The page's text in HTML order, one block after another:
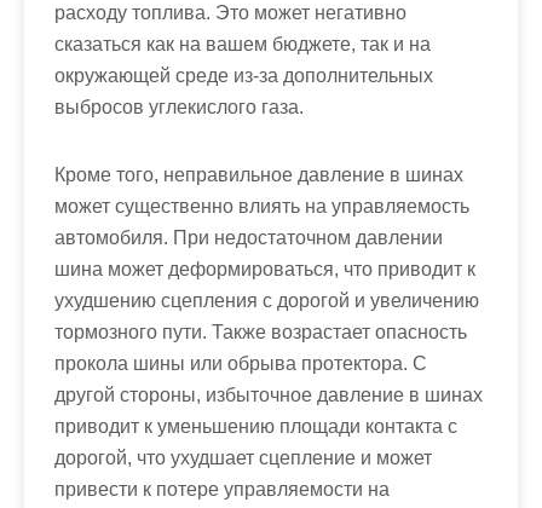
расходу топлива. Это может негативно
сказаться как на вашем бюджете, так и на
окружающей среде из-за дополнительных
выбросов углекислого газа.
Кроме того, неправильное давление в шинах
может существенно влиять на управляемость
автомобиля. При недостаточном давлении
шина может деформироваться, что приводит к
ухудшению сцепления с дорогой и увеличению
тормозного пути. Также возрастает опасность
прокола шины или обрыва протектора. С
другой стороны, избыточное давление в шинах
приводит к уменьшению площади контакта с
дорогой, что ухудшает сцепление и может
привести к потере управляемости на